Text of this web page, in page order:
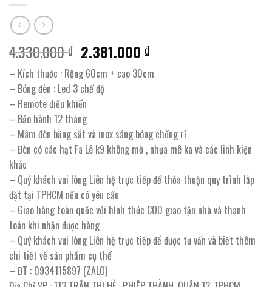
4.330.000₫ Giá
gốc
là:
4.330.000 ₫.
2.381.000₫Giá
hiện
tại
– Kích thước : Rộng 60cm + cao 30cm
– Bóng đèn : Led 3 chế độ
– Remote điều khiển
– Bảo hành 12 tháng
– Mâm đèn bằng sắt và inox sáng bóng chống rỉ
– Đèn có các hạt Fa Lê k9 không mờ , nhựa mê ka và các linh kiện
khác
– Quý khách vui lòng Liên hệ trực tiếp để thỏa thuận quy trình lắp
đặt tại TPHCM nếu có yêu cầu
– Giao hàng toàn quốc với hình thức COD giao tận nhà và thanh
toán khi nhận được hàng
– Quý khách vui lòng Liên hệ trực tiếp để được tư vấn và biết thêm
chi tiết về sản phẩm cụ thể
– ĐT : 0934115897 (ZALO)